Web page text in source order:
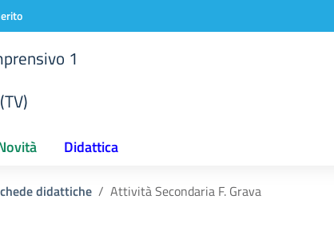
1
Didattica
didattiche Attività Secondaria F. Grava